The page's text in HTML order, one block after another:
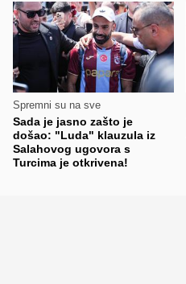
Spremni su na sve
Sada je jasno zašto je
došao: "Luda" klauzula iz
Salahovog ugovora s
Turcima je otkrivena!